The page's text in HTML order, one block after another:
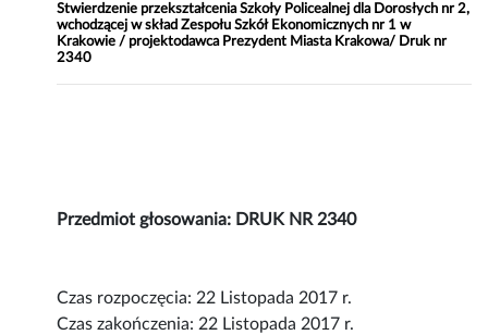
Stwierdzenie przekształcenia Szkoły Policealnej dla Dorosłych nr 2,
wchodzącej w skład Zespołu Szkół Ekonomicznych nr 1 w
Krakowie / projektodawca Prezydent Miasta Krakowa/ Druk nr
2340
Przedmiot głosowania: DRUK NR 2340
Czas rozpoczęcia: 22 Listopada 2017 r.
Czas zakończenia: 22 Listopada 2017 r.